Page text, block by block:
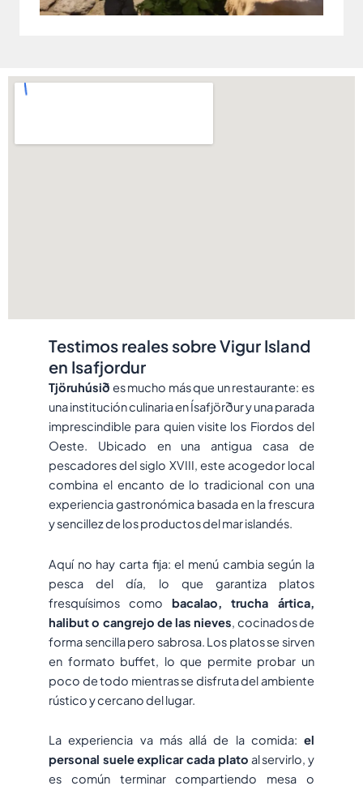
Testimos reales sobre Vigur Island
en Isafjordur
Tjöruhúsið es mucho más que un restaurante: es
una institución culinaria en Ísafjörður y una parada
imprescindible para quien visite los Fiordos del
Oeste. Ubicado en una antigua casa de
pescadores del siglo XVIII, este acogedor local
combina el encanto de lo tradicional con una
experiencia gastronómica basada en la frescura
y sencillez de los productos del mar islandés.
Aquí no hay carta fija: el menú cambia según la
pesca del día, lo que garantiza platos
fresquísimos como bacalao, trucha ártica,
halibut o cangrejo de las nieves, cocinados de
forma sencilla pero sabrosa. Los platos se sirven
en formato buffet, lo que permite probar un
poco de todo mientras se disfruta del ambiente
rústico y cercano del lugar.
La experiencia va más allá de la comida: el
personal suele explicar cada plato al servirlo, y
es común terminar compartiendo mesa o